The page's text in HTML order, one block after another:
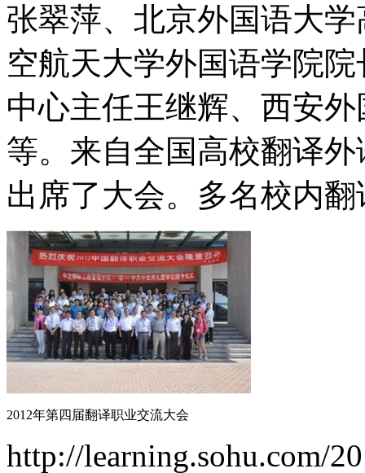
张翠萍、北京外国语大
空航天大学外国语学院
中心主任王继辉、西安
等。来自全国高校翻译
出席了大会。多名校内
2012年第四届翻译职业交流大会
http://learning.sohu.com/